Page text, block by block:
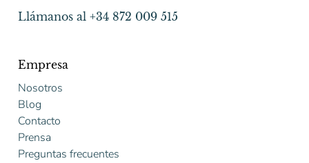
Llámanos al +34 872 009 515
Empresa
Nosotros
Blog
Contacto
Prensa
Preguntas frecuentes